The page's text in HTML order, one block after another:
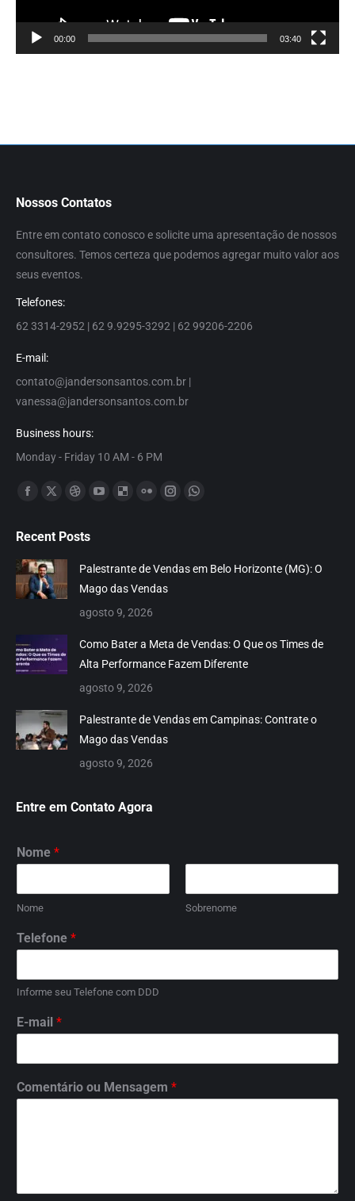
00:00 03:40
Nossos Contatos
Entre em contato conosco e solicite uma apresentação de nossos
consultores. Temos certeza que podemos agregar muito valor aos
seus eventos.
Telefones:
62 3314-2952 | 62 9.9295-3292 | 62 99206-2206
E-mail:
contato@jandersonsantos.com.br |
vanessa@jandersonsantos.com.br
Business hours:
Monday - Friday 10 AM - 6 PM
Encontre-nos em:
Facebook
opens
in
new
opens
in
new
Dribbble
opens
in
new
new
Delicious
new
Flickr
in
new
Instagram
in
Whatsapp
Recent Posts
Palestrante de Vendas em Belo Horizonte (MG): O
Mago das Vendas
agosto 9, 2026
Como Bater a Meta de Vendas: O Que os Times de
Alta Performance Fazem Diferente
agosto 9, 2026
Palestrante de Vendas em Campinas: Contrate o
Mago das Vendas
agosto 9, 2026
Entre em Contato Agora
Nome *
Nome Sobrenome
Telefone *
Informe seu Telefone com DDD
E-mail *
Comentário ou Mensagem *